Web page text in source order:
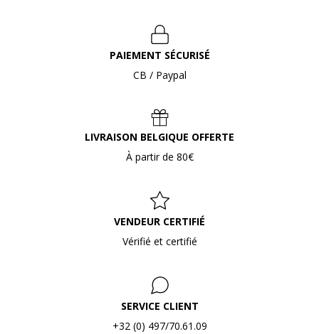
PAIEMENT SÉCURISÉ
CB / Paypal
LIVRAISON BELGIQUE OFFERTE
À partir de 80€
VENDEUR CERTIFIÉ
Vérifié et certifié
SERVICE CLIENT
+32 (0) 497/70.61.09